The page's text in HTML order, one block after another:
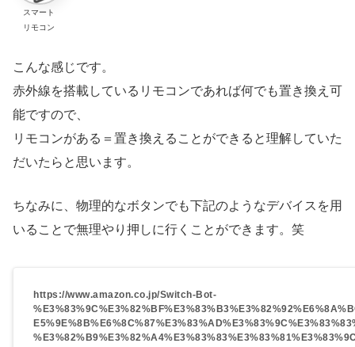
スマート
リモコン
こんな感じです。
赤外線を搭載しているリモコンであれば何でも置き換え可
能ですので、
リモコンがある＝置き換えることができると理解していた
だいたらと思います。
ちなみに、物理的なボタンでも下記のようなデバイスを用
いることで無理やり押しに行くことができます。笑
https://www.amazon.co.jp/Switch-Bot-